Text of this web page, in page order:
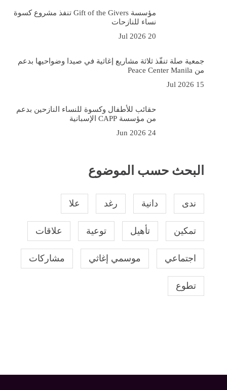
مؤسسة Gift of the Givers تنفذ مشروع كسوة
نساء للنازحات
20 Jul 2026
جمعية صلة تنفّذ ثلاثة مشاريع إغاثية في صيدا وضواحيها بدعم
من Peace Center Manila
15 Jul 2026
حقائب للأطفال وكسوة للنساء النازحين بدعم
من مؤسسة CAPP الإسبانية
24 Jun 2026
البحث حسب الموضوع
ندى دانية رغد علا
تمكين تأهيل توعية علاقات
اجتماعي موسمي إغاثي مشاركات
تطوع